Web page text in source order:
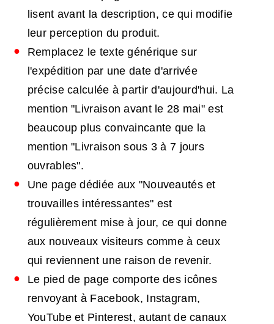
lisent avant la description, ce qui modifie
leur perception du produit.
Remplacez le texte générique sur
l'expédition par une date d'arrivée
précise calculée à partir d'aujourd'hui. La
mention "Livraison avant le 28 mai" est
beaucoup plus convaincante que la
mention "Livraison sous 3 à 7 jours
ouvrables".
Une page dédiée aux "Nouveautés et
trouvailles intéressantes" est
régulièrement mise à jour, ce qui donne
aux nouveaux visiteurs comme à ceux
qui reviennent une raison de revenir.
Le pied de page comporte des icônes
renvoyant à Facebook, Instagram,
YouTube et Pinterest, autant de canaux